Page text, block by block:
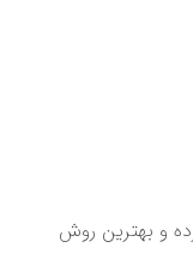
و بهترین روش